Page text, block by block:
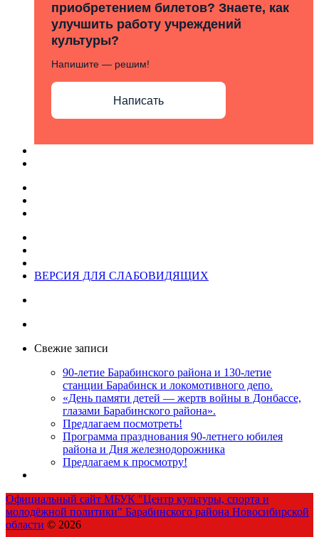
приобретением билетов? Знаете, как
улучшить работу учреждений
культуры?
Напишите — решим!
Написать
ВЕРСИЯ ДЛЯ СЛАБОВИДЯЩИХ
Свежие записи
90-летие Барабинского района и 130-летие
станции Барабинск и локомотивного депо.
«День памяти детей — жертв войны в Донбассе,
глазами Барабинского района».
Предлагаем посмотреть!
Программа празднования 90-летнего юбилея
района и Дня железнодорожника
Предлагаем к просмотру!
Официальный сайт МБУК "Центр культуры, спорта и
молодёжной политики" Барабинского района Новосибирской
области © 2026